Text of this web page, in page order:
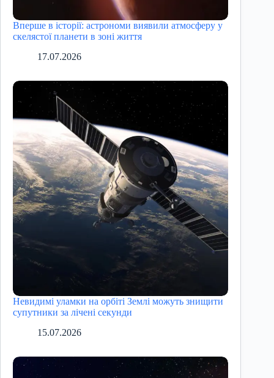
Вперше в історії: астрономи виявили атмосферу у
скелястої планети в зоні життя
17.07.2026
Невидимі уламки на орбіті Землі можуть знищити
супутники за лічені секунди
15.07.2026